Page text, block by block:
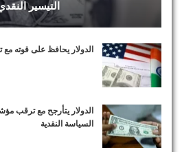
التيسير
الدولار يحافظ على قوته
الدولار يتأرجح مع ترقب
السياسة النقدية